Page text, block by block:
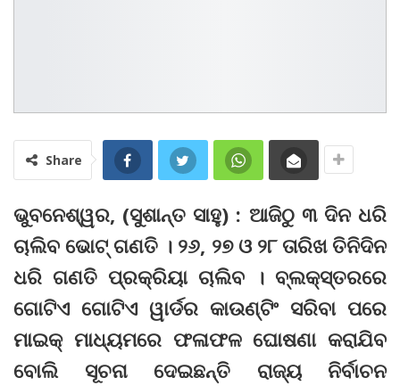
Share
ଭୁବନେଶ୍ୱର, (ସୁଶାନ୍ତ ସାହୁ) : ଆଜିଠୁ ୩ ଦିନ ଧରି
ଚାଲିବ ଭୋଟ୍‌ ଗଣତି । ୨୬, ୨୭ ଓ ୨୮ ତାରିଖ ତିନିଦିନ
ଧରି ଗଣତି ପ୍ରକ୍ରିୟା ଚାଲିବ । ବ୍ଲକ୍‌ସ୍ତରରେ
ଗୋଟିଏ ଗୋଟିଏ ୱାର୍ଡର କାଉଣ୍ଟିଂ ସରିବା ପରେ
ମାଇକ୍‌ ମାଧ୍ୟମରେ ଫଳାଫଳ ଘୋଷଣା କରାଯିବ
ବୋଲି ସୂଚନା ଦେଇଛନ୍ତି ରାଜ୍ୟ ନିର୍ବାଚନ